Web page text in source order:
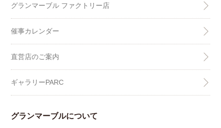
グランマーブル ファクトリー店
催事カレンダー
直営店のご案内
ギャラリーPARC
グランマーブルについて